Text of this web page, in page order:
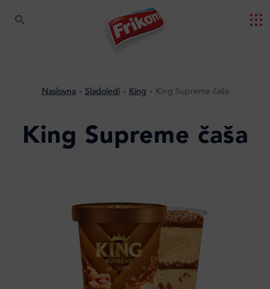
Naslovna Sladoledi King King Supreme čaša
King Supreme čaša